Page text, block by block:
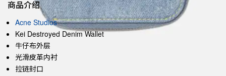
商品介绍
Acne Studios
Kei Destroyed Denim Wallet
牛仔布外层
光滑皮革内衬
拉链封口